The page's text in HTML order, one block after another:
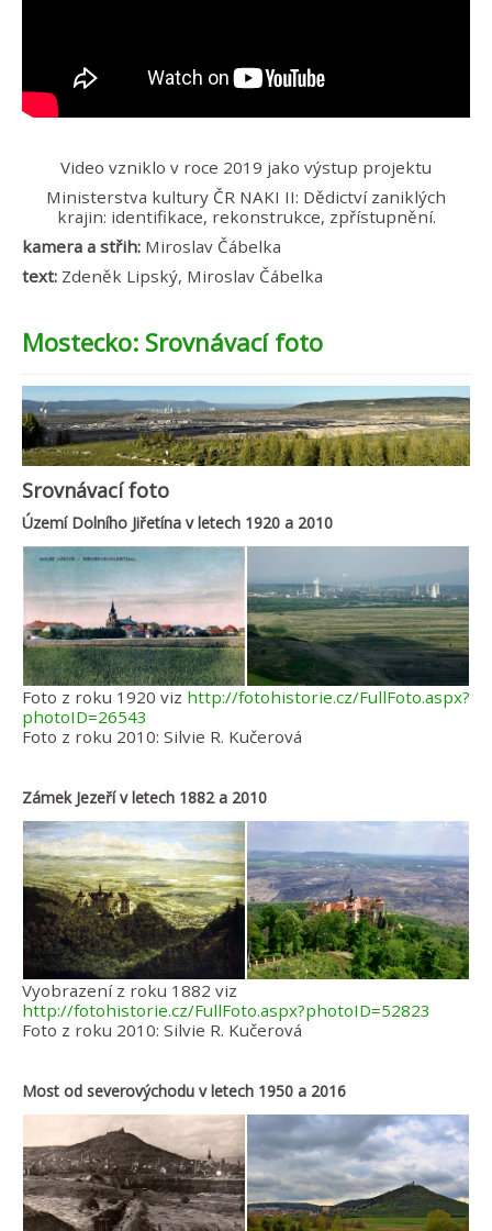
Video vzniklo v roce 2019 jako výstup projektu
Ministerstva kultury ČR NAKI II: Dědictví zaniklých
krajin: identifikace, rekonstrukce, zpřístupnění.
kamera a střih: Miroslav Čábelka
text: Zdeněk Lipský, Miroslav Čábelka
Mostecko: Srovnávací foto
Srovnávací foto
Území Dolního Jiřetína v letech 1920 a 2010
Foto z roku 1920 viz http://fotohistorie.cz/FullFoto.aspx?
photoID=26543
Foto z roku 2010: Silvie R. Kučerová
Zámek Jezeří v letech 1882 a 2010
Vyobrazení z roku 1882 viz
http://fotohistorie.cz/FullFoto.aspx?photoID=52823
Foto z roku 2010: Silvie R. Kučerová
Most od severovýchodu v letech 1950 a 2016